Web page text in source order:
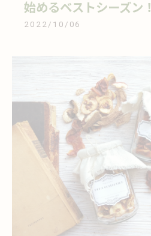
始めるベストシーズン！
2022/10/06